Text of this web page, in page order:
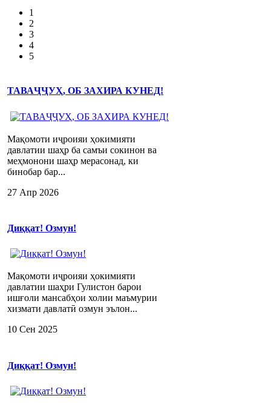
1
2
3
4
5
ТАВАҶҶУҲ, ОБ ЗАХИРА КУНЕД!
Мақомоти иҷроияи ҳокимияти
давлатии шаҳр ба самъи сокинон ва
меҳмонони шаҳр мерасонад, ки
бинобар бар...
27 Апр 2026
Диққат! Озмун!
Мақомоти иҷроияи ҳокимияти
давлатии шаҳри Гулистон барои
ишғоли мансабҳои холии маъмурии
хизмати давлатӣ озмун эълон...
10 Сен 2025
Диққат! Озмун!